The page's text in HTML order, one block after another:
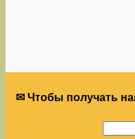
✉ Чтобы получать